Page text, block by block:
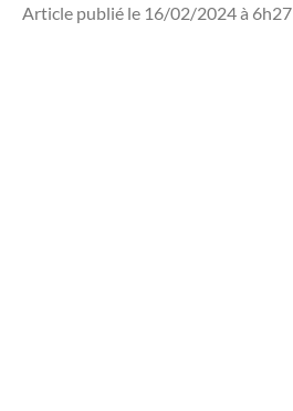
Article publié le 16/02/2024 à 6h27